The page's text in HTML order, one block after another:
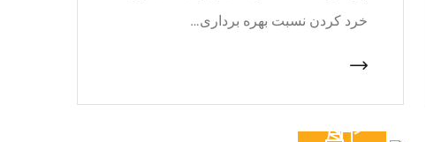
خرد کردن نسبت بهره برداری…